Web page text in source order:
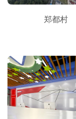
郑都村